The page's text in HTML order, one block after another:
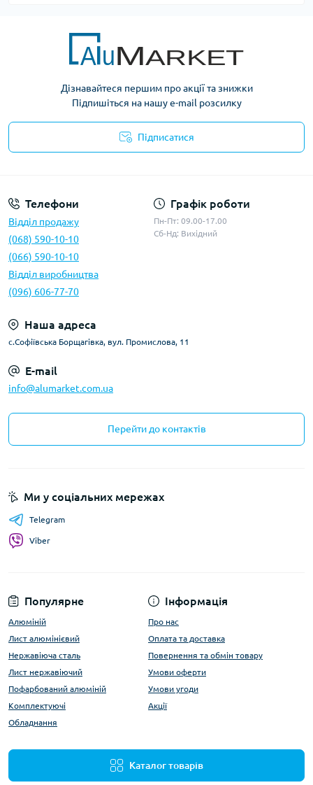
Дізнавайтеся першим про акції та знижки
Підпишіться на нашу e-mail розсилку
Підписатися
Телефони
Відділ продажу
(068) 590-10-10
(066) 590-10-10
Відділ виробництва
(096) 606-77-70
Графік роботи
Пн-Пт: 09.00-17.00
Сб-Нд: Вихідний
Наша адреса
с.Софіївська Борщагівка, вул. Промислова, 11
E-mail
info@alumarket.com.ua
Перейти до контактів
Популярне
Алюміній
Лист алюмінієвий
Нержавіюча сталь
Лист нержавіючий
Пофарбований алюміній
Комплектуючі
Обладнання
Інформація
Про нас
Оплата та доставка
Повернення та обмін товару
Умови оферти
Умови угоди
Акції
Каталог товарів
Ми у соціальних мережах
Telegram
Viber